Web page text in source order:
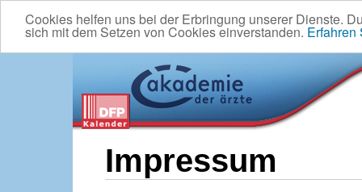
Cookies helfen uns bei der Erbringung unserer Dienste.
sich mit dem Setzen von Cookies einverstanden. Erfahren
Impressum